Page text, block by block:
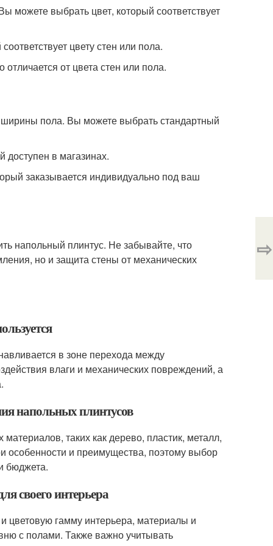
можете выбрать цвет, который соответствует
цвету стен или пола.
от цвета стен или пола.
пола. Вы можете выбрать стандартный
доступен в магазинах.
заказывается индивидуально под ваш
напольный плинтус. Не забывайте, что
но и защита стены от механических
в зоне перехода между
влаги и механических повреждений, а
напольных плинтусов
таких как дерево, пластик, металл,
и преимущества, поэтому выбор
бюджета.
своего интерьера
цветовую гамму интерьера, материалы и
с полами. Также важно учитывать
⇨